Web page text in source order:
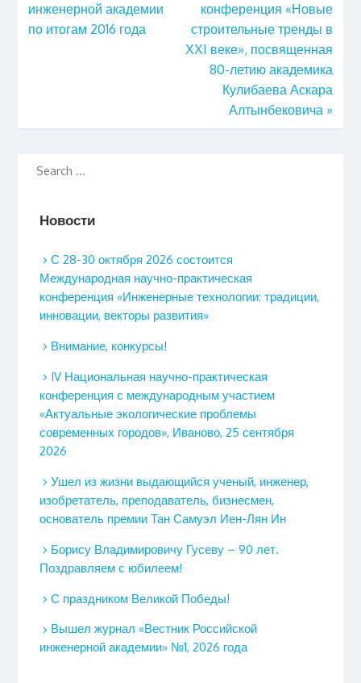
инженерной академии
по итогам 2016 года
конференция «Новые
строительные тренды в
ХХI веке», посвященная
80-летию академика
Кулибаева Аскара
Алтынбековича »
Новости
С 28-30 октября 2026 состоится
Международная научно-практическая
конференция «Инженерные технологии: традиции,
инновации, векторы развития»
Внимание, конкурсы!
IV Национальная научно-практическая
конференция с международным участием
«Актуальные экологические проблемы
современных городов», Иваново, 25 сентября
2026
Ушел из жизни выдающийся ученый, инженер,
изобретатель, преподаватель, бизнесмен,
основатель премии Тан Самуэл Иен-Лян Ин
Борису Владимировичу Гусеву – 90 лет.
Поздравляем с юбилеем!
С праздником Великой Победы!
Вышел журнал «Вестник Российской
инженерной академии» №1, 2026 года